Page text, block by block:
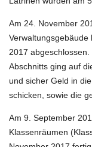
Am 24. November
2017
Abschnitts ging auf
und sicher Geld in
schicken, sowie die
Am 9. September
Klassenräumen